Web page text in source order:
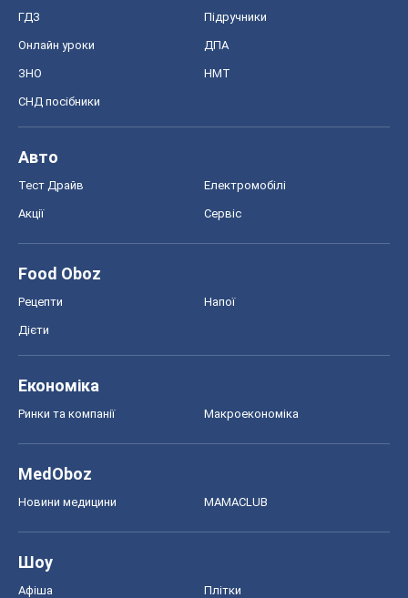
ГДЗ Підручники
Онлайн уроки ДПА
ЗНО НМТ
СНД посібники
Авто
Тест Драйв Електромобілі
Акції Сервіс
Food Oboz
Рецепти Напої
Дієти
Економіка
Ринки та компанії Макроекономіка
MedOboz
Новини медицини MAMACLUB
Шоу
Афіша Плітки